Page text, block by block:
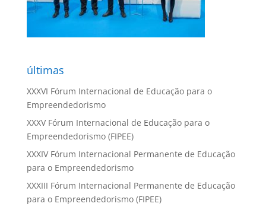
últimas
XXXVI Fórum Internacional de Educação para o
Empreendedorismo
XXXV Fórum Internacional de Educação para o
Empreendedorismo (FIPEE)
XXXIV Fórum Internacional Permanente de Educação
para o Empreendedorismo
XXXIII Fórum Internacional Permanente de Educação
para o Empreendedorismo (FIPEE)